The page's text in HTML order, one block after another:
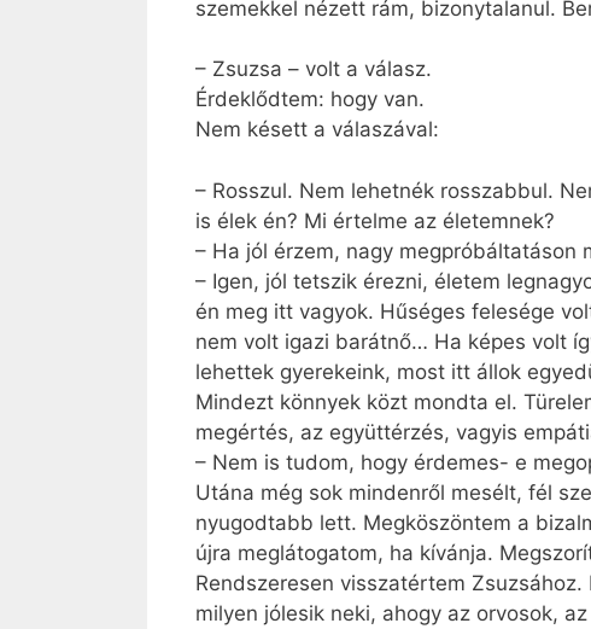
szemekkel nézett rám, bizonytalanul.
– Zsuzsa – volt a válasz.
Érdeklődtem: hogy van.
Nem késett a válaszával:
– Rosszul. Nem lehetnék rosszabbul.
is élek én? Mi értelme az életemnek?
– Ha jól érzem, nagy megpróbáltatáson
– Igen, jól tetszik érezni, életem
én meg itt vagyok. Hűséges felesége
nem volt igazi barátnő… Ha képes volt
lehettek gyerekeink, most itt állok
Mindezt könnyek közt mondta el.
megértés, az együttérzés, vagyis
– Nem is tudom, hogy érdemes- e
Utána még sok mindenről mesélt, fél
nyugodtabb lett. Megköszöntem a
újra meglátogatom, ha kívánja.
Rendszeresen visszatértem
milyen jólesik neki, ahogy az orvosok,